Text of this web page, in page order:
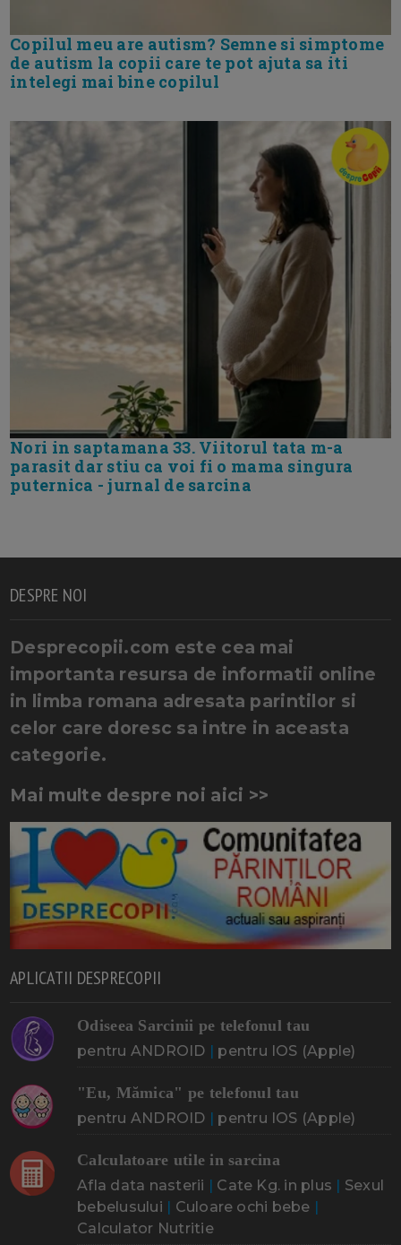
Copilul meu are autism? Semne si simptome
de autism la copii care te pot ajuta sa iti
intelegi mai bine copilul
Nori in saptamana 33. Viitorul tata m-a
parasit dar stiu ca voi fi o mama singura
puternica - jurnal de sarcina
DESPRE NOI
Desprecopii.com este cea mai
importanta resursa de informatii online
in limba romana adresata parintilor si
celor care doresc sa intre in aceasta
categorie.
Mai multe despre noi aici >>
APLICATII DESPRECOPII
Odiseea Sarcinii pe telefonul tau
pentru ANDROID | pentru IOS (Apple)
"Eu, Mămica" pe telefonul tau
pentru ANDROID | pentru IOS (Apple)
Calculatoare utile in sarcina
Afla data nasterii | Cate Kg. in plus | Sexul
bebelusului | Culoare ochi bebe |
Calculator Nutritie